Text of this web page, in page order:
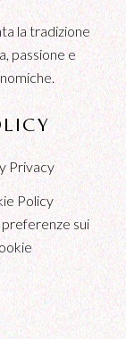
la tradizione
passione e
Privacy
Policy
preferenze sui